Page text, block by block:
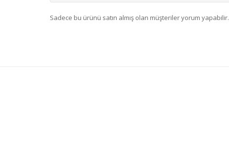
Sadece bu ürünü satın almış olan müşteriler yorum yapabilir.